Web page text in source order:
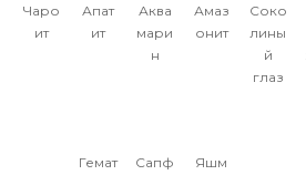
Чаро
ит
Апат
ит
Аква
мари
н
Амаз
онит
Соко
лины
й
глаз
Гемат
Сапф
Яшм